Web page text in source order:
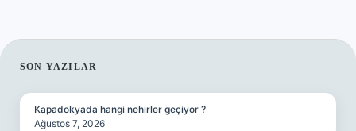
SIDEBAR
SON YAZILAR
Kapadokyada hangi nehirler geçiyor ?
Ağustos 7, 2026